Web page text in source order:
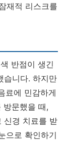
재적 리스크를
반점이 생긴
습니다. 하지만
료에 민감하게
방문했을 때,
신경 치료를 받
으로 확인하기